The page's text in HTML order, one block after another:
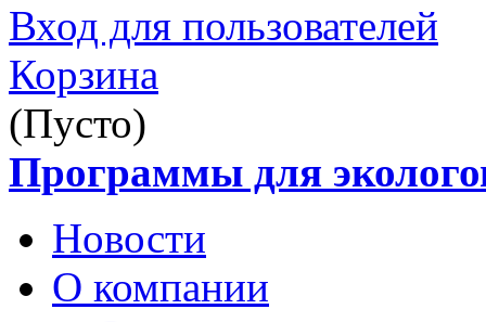
Вход для пользователей
Корзина
(Пусто)
Программы для
Новости
О компании